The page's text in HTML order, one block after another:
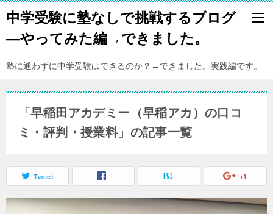
中学受験に塾なしで挑戦するブログ
―やってみた編→できました。
塾に通わずに中学受験はできるのか？→できました。実践編です。
「早稲田アカデミー（早稲アカ）の口コ
ミ・評判・授業料」の記事一覧
Tweet +1